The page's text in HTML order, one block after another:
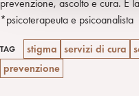
prevenzione, ascolto e cura. E
*psicoterapeuta e psicoanalista
TAG stigma servizi di cura
prevenzione